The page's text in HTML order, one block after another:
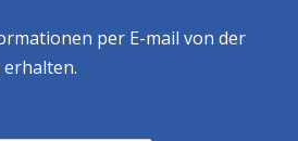
per E-mail von der
erhalten.